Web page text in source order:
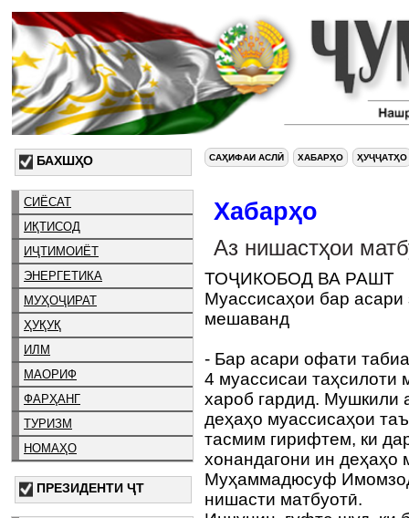
БАХШҲО
СИЁСАТ
ИҚТИСОД
ИҶТИМОИЁТ
ЭНЕРГЕТИКА
МУҲОҶИРАТ
ҲУҚУҚ
ИЛМ
МАОРИФ
ФАРҲАНГ
ТУРИЗМ
НОМАҲО
ПРЕЗИДЕНТИ ҶТ
САҲИФАИ АСЛӢ ХАБАРҲО ҲУҶҶАТҲО
Хабарҳо
Аз нишастҳои
ТОҶИКОБОД ВА РАШТ
Муассисаҳои бар
мешаванд
- Бар асари офати
4 муассисаи таҳсилоти
хароб гардид. Мушкили
деҳаҳо муассисаҳои
тасмим гирифтем, ки
хонандагони ин деҳаҳо
Муҳаммадюсуф
нишасти матбуотӣ.